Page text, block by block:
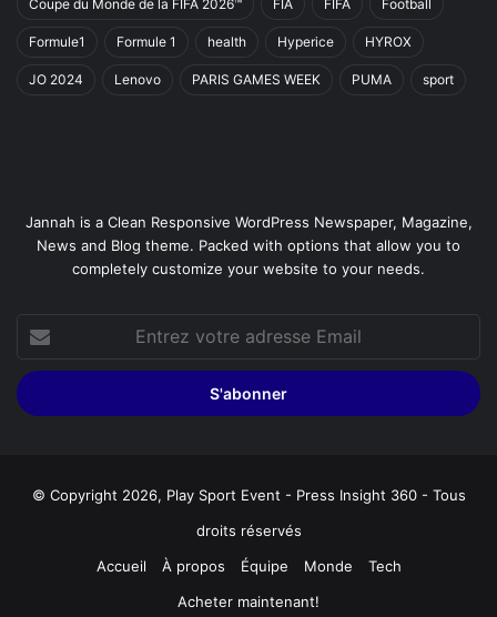
Coupe du Monde de la FIFA 2026™ FIA FIFA Football
Formule1 Formule 1 health Hyperice HYROX
JO 2024 Lenovo PARIS GAMES WEEK PUMA sport
Jannah is a Clean Responsive WordPress Newspaper, Magazine,
News and Blog theme. Packed with options that allow you to
completely customize your website to your needs.
votre
adresse
Email
© Copyright 2026, Play Sport Event - Press Insight 360 - Tous
droits réservés
Accueil
À propos Équipe Monde
Tech
Acheter maintenant!